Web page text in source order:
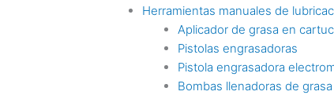
Herramientas manuales de
Aplicador de grasa en
Pistolas engrasadoras
Pistola engrasadora
Bombas llenadoras de grasa